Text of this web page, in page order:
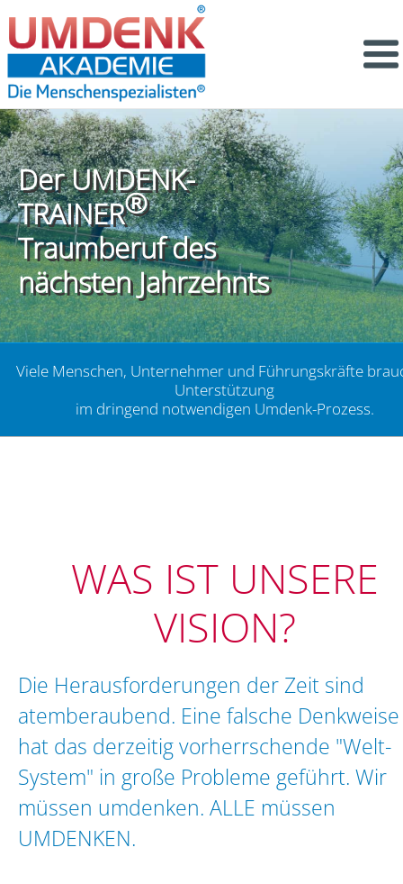
Der UMDENK-
TRAINER®
Traumberuf des
nächsten Jahrzehnts
Viele Menschen, Unternehmer und Führungskräfte
Unterstützung
im dringend notwendigen Umdenk-Prozess.
WAS IST UNSERE
VISION?
Die Herausforderungen der Zeit sind
atemberaubend. Eine falsche Denkweise
hat das derzeitig vorherrschende "Welt-
System" in große Probleme geführt. Wir
müssen umdenken. ALLE müssen
UMDENKEN.